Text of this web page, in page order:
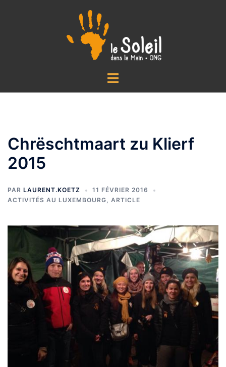
Ouvrir/fermer
Chrëschtmaart zu Klierf
2015
PAR LAURENT.KOETZ
11 FÉVRIER 2016
ACTIVITÉS AU LUXEMBOURG, ARTICLE